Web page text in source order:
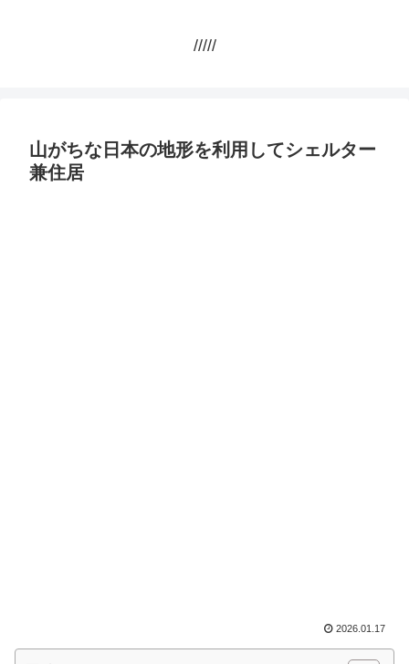
/////
山がちな日本の地形を利用してシェルター
兼住居
2026.01.17